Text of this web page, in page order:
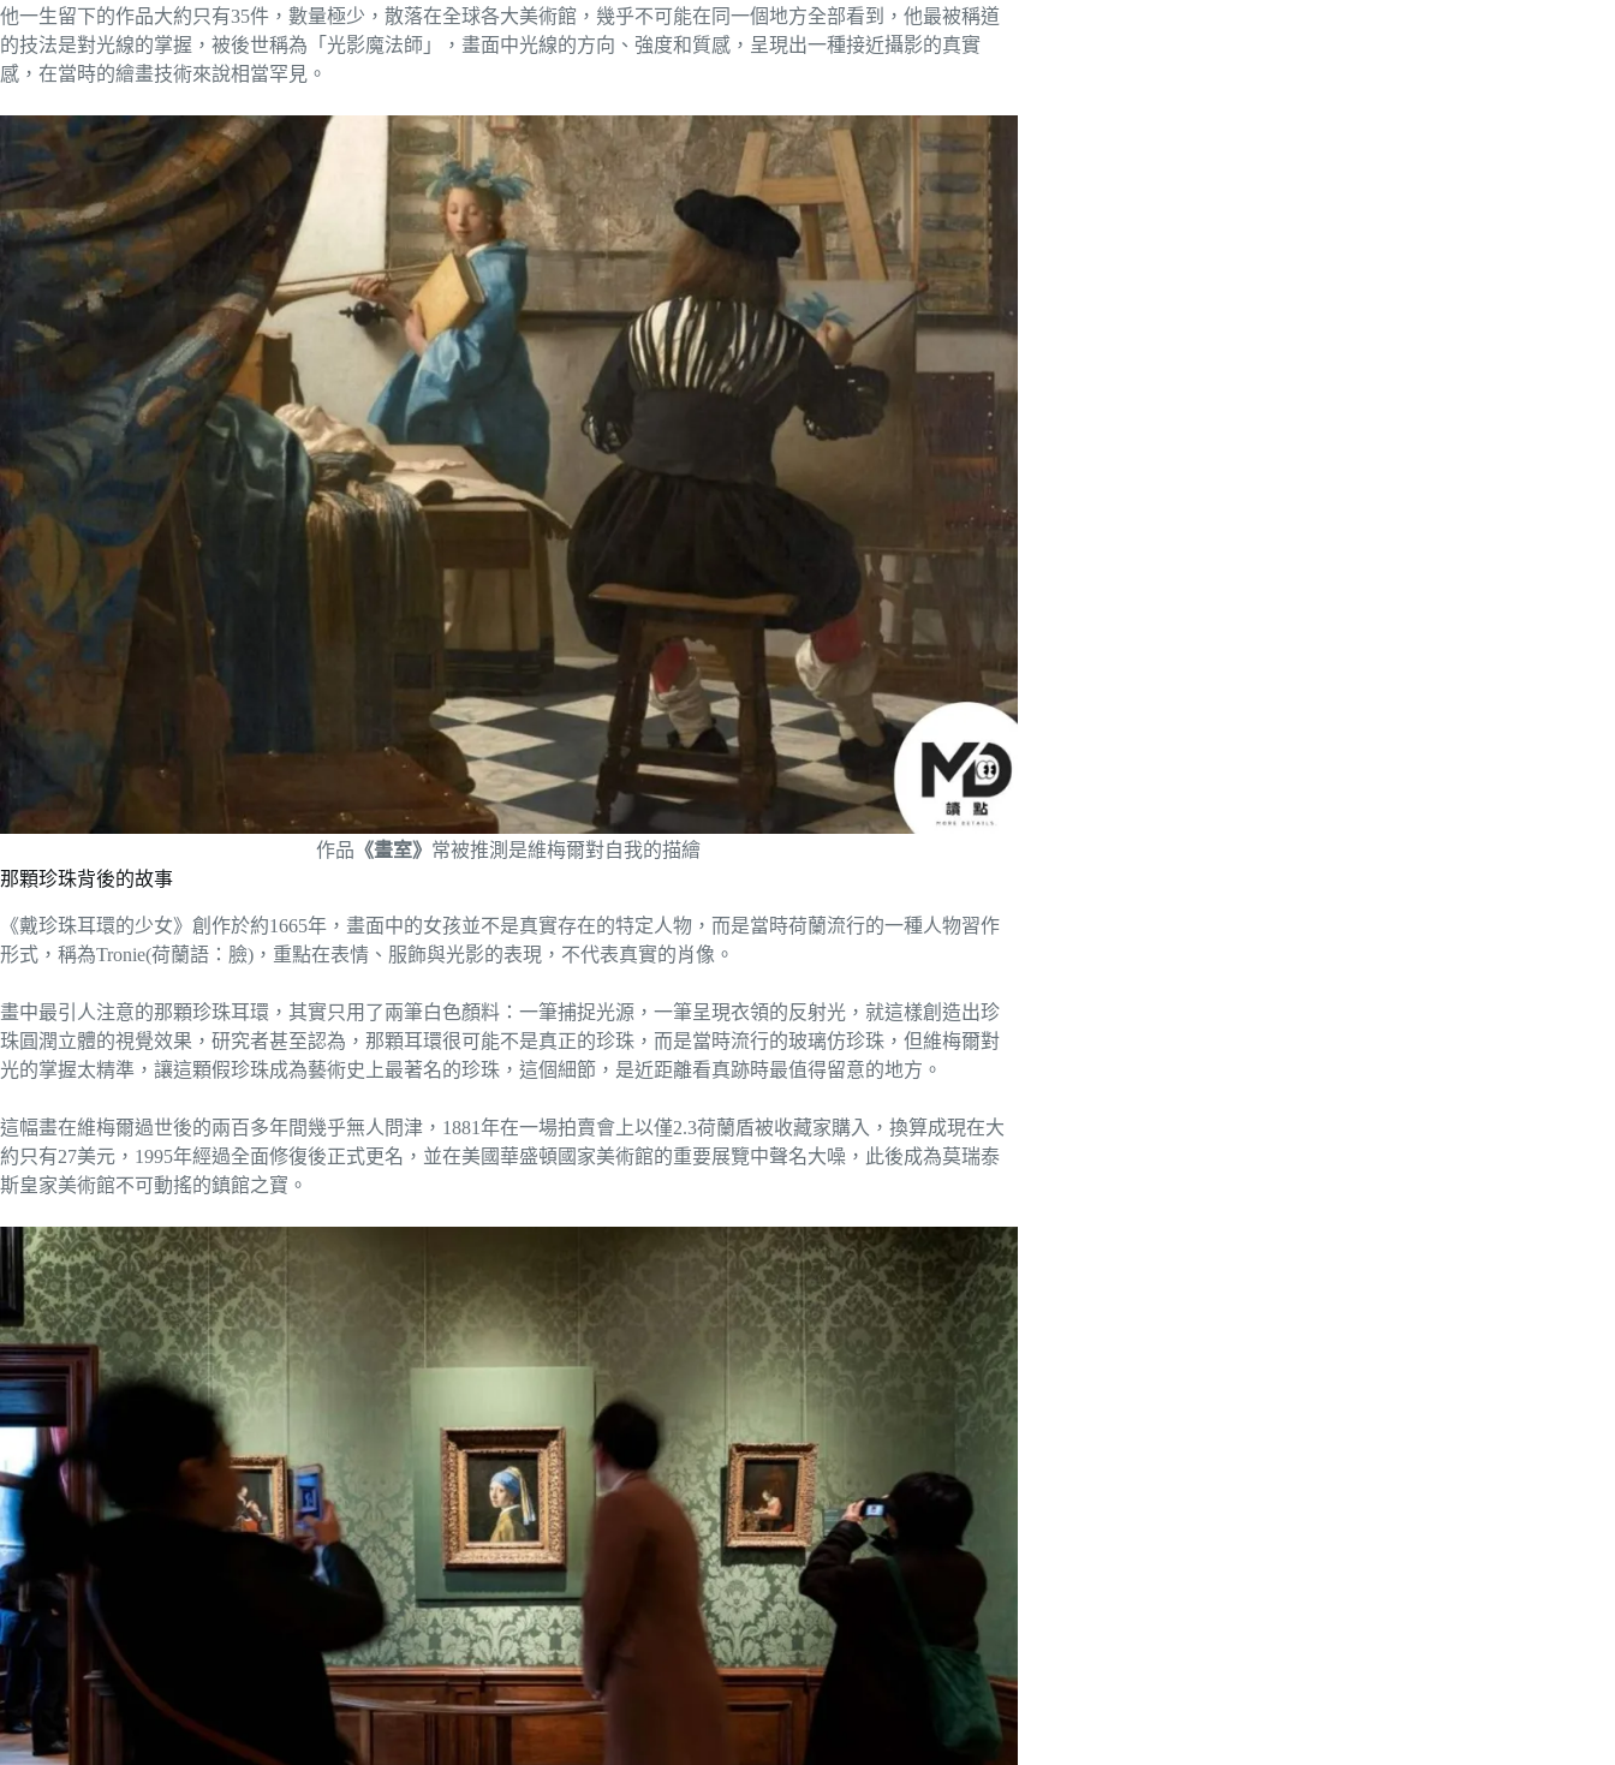
他一生留下的作品大約只有35件，數量極少，散落在全球各大美術館，幾乎不可能在同一個地方全部看到，他最被稱道
的技法是對光線的掌握，被後世稱為「光影魔法師」，畫面中光線的方向、強度和質感，呈現出一種接近攝影的真實
感，在當時的繪畫技術來說相當罕見。
作品 《畫室》 常被推測是維梅爾對自我的描繪
那顆珍珠背後的故事
《戴珍珠耳環的少女》創作於約1665年，畫面中的女孩並不是真實存在的特定人物，而是當時荷蘭流行的一種人物習作
形式，稱為Tronie(荷蘭語：臉)，重點在表情、服飾與光影的表現，不代表真實的肖像。
畫中最引人注意的那顆珍珠耳環，其實只用了兩筆白色顏料：一筆捕捉光源，一筆呈現衣領的反射光，就這樣創造出珍
珠圓潤立體的視覺效果，研究者甚至認為，那顆耳環很可能不是真正的珍珠，而是當時流行的玻璃仿珍珠，但維梅爾對
光的掌握太精準，讓這顆假珍珠成為藝術史上最著名的珍珠，這個細節，是近距離看真跡時最值得留意的地方。
這幅畫在維梅爾過世後的兩百多年間幾乎無人問津，1881年在一場拍賣會上以僅2.3荷蘭盾被收藏家購入，換算成現在大
約只有27美元，1995年經過全面修復後正式更名，並在美國華盛頓國家美術館的重要展覽中聲名大噪，此後成為莫瑞泰
斯皇家美術館不可動搖的鎮館之寶。